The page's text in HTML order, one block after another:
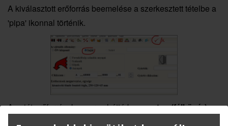
A kiválasztott erőforrás beemelése a szerkesztett tételbe a
'pipa' ikonnal történik.
A saját erőforrások a normaháttérbenvastag (félkövér)